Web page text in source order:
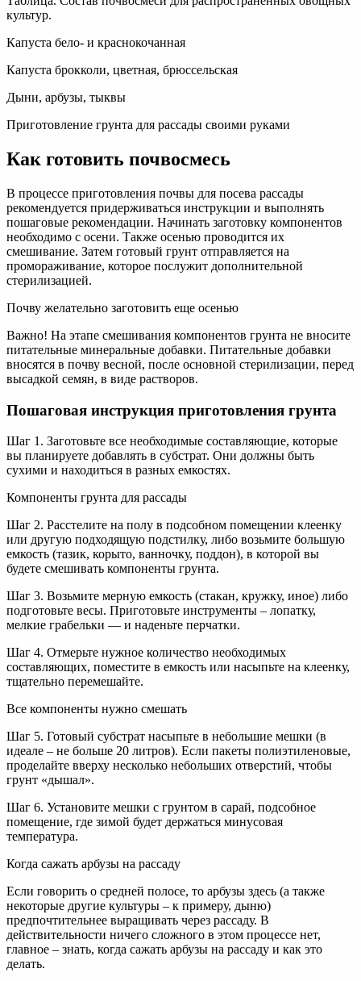
культур.
Капуста бело- и краснокочанная
Капуста брокколи, цветная, брюссельская
Дыни, арбузы, тыквы
Приготовление грунта для рассады своими руками
Как готовить почвосмесь
В процессе приготовления почвы для посева рассады
рекомендуется придерживаться инструкции и выполнять
пошаговые рекомендации. Начинать заготовку компонентов
необходимо с осени. Также осенью проводится их
смешивание. Затем готовый грунт отправляется на
промораживание, которое послужит дополнительной
стерилизацией.
Почву желательно заготовить еще осенью
Важно! На этапе смешивания компонентов грунта не вносите
питательные минеральные добавки. Питательные добавки
вносятся в почву весной, после основной стерилизации, перед
высадкой семян, в виде растворов.
Пошаговая инструкция приготовления грунта
Шаг 1. Заготовьте все необходимые составляющие, которые
вы планируете добавлять в субстрат. Они должны быть
сухими и находиться в разных емкостях.
Компоненты грунта для рассады
Шаг 2. Расстелите на полу в подсобном помещении клеенку
или другую подходящую подстилку, либо возьмите большую
емкость (тазик, корыто, ванночку, поддон), в которой вы
будете смешивать компоненты грунта.
Шаг 3. Возьмите мерную емкость (стакан, кружку, иное) либо
подготовьте весы. Приготовьте инструменты – лопатку,
мелкие грабельки — и наденьте перчатки.
Шаг 4. Отмерьте нужное количество необходимых
составляющих, поместите в емкость или насыпьте на клеенку,
тщательно перемешайте.
Все компоненты нужно смешать
Шаг 5. Готовый субстрат насыпьте в небольшие мешки (в
идеале – не больше 20 литров). Если пакеты полиэтиленовые,
проделайте вверху несколько небольших отверстий, чтобы
грунт «дышал».
Шаг 6. Установите мешки с грунтом в сарай, подсобное
помещение, где зимой будет держаться минусовая
температура.
Когда сажать арбузы на рассаду
Если говорить о средней полосе, то арбузы здесь (а также
некоторые другие культуры – к примеру, дыню)
предпочтительнее выращивать через рассаду. В
действительности ничего сложного в этом процессе нет,
главное – знать, когда сажать арбузы на рассаду и как это
делать.